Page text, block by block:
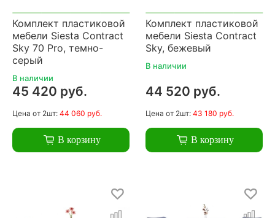
Комплект пластиковой
мебели Siesta Contract
Sky 70 Pro, темно-
серый
В наличии
45 420 руб.
Цена от 2шт: 44 060 руб.
В корзину
Комплект пластиковой
мебели Siesta Contract
Sky, бежевый
В наличии
44 520 руб.
Цена от 2шт: 43 180 руб.
В корзину